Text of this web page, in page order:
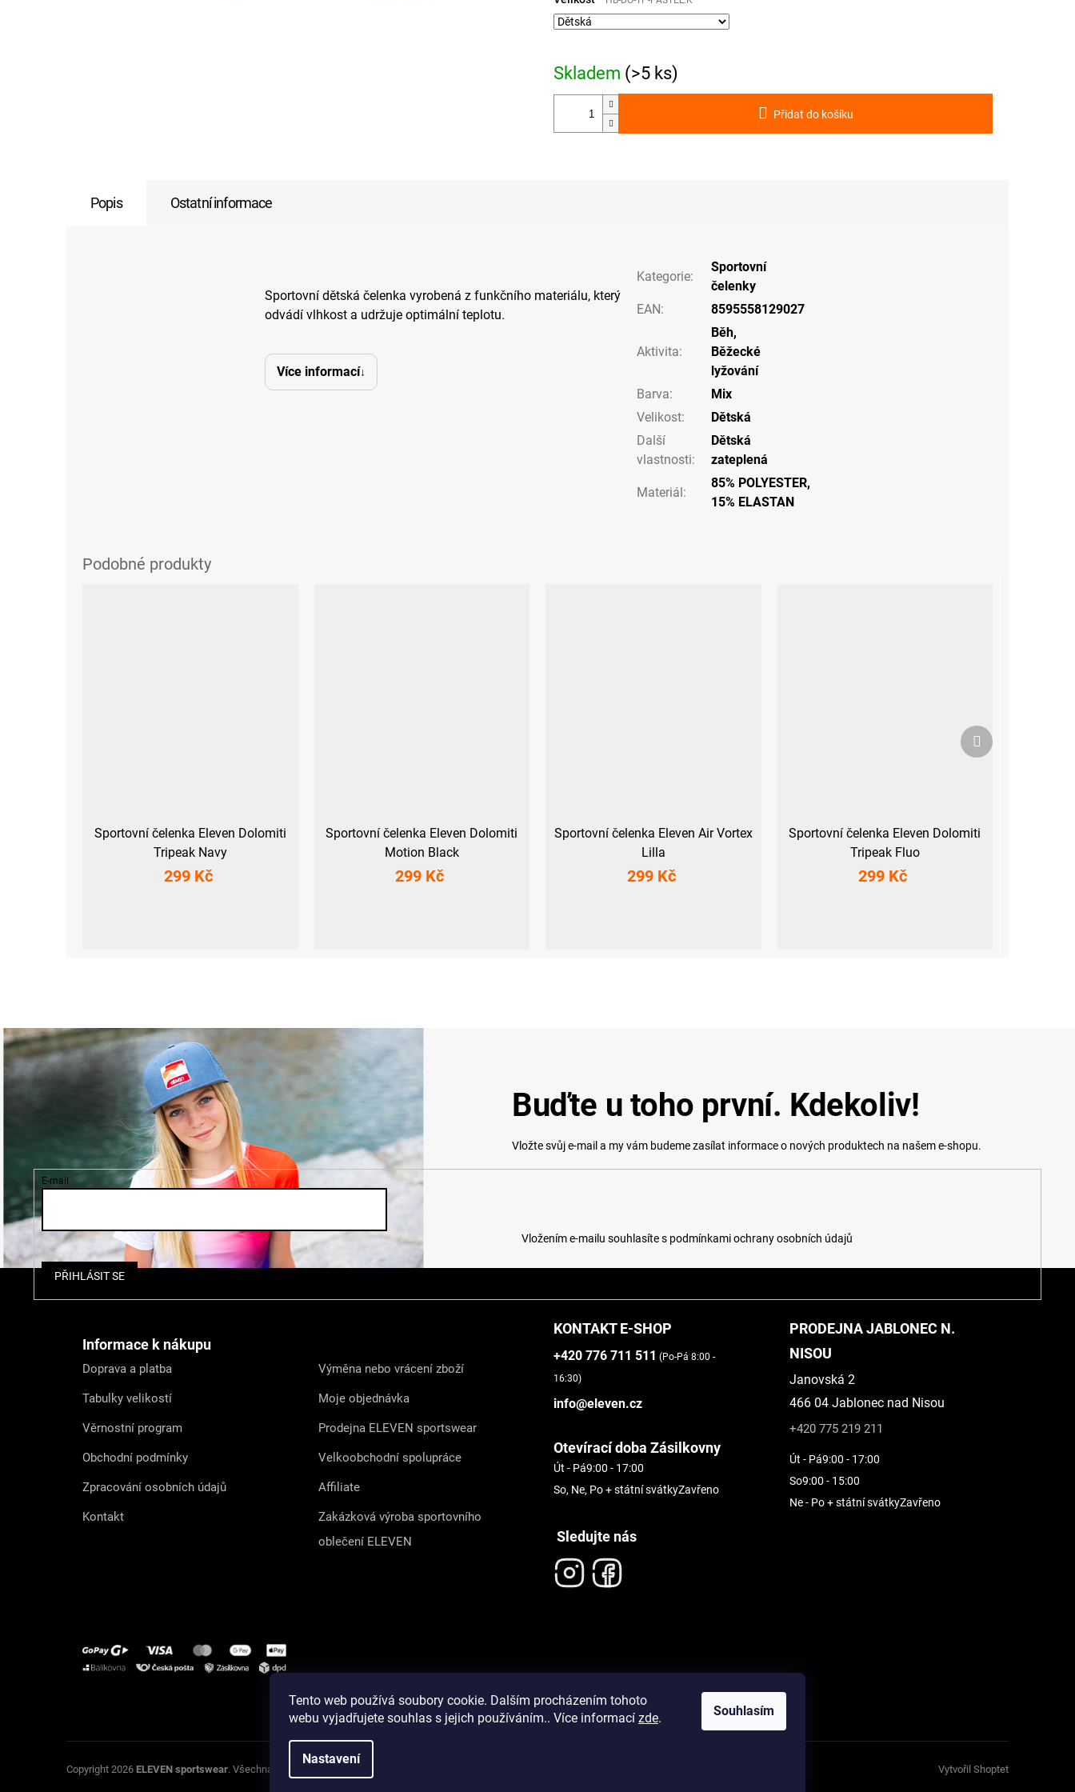
Tento web používá soubory cookie. Dalším procházením tohoto
webu vyjadřujete souhlas s jejich používáním.. Více informací zde.
Nastavení
Souhlasím
Skladem (>5 ks)
Přidat do košíku
Popis Ostatní informace
Sportovní dětská čelenka vyrobená z funkčního materiálu, který
odvádí vlhkost a udržuje optimální teplotu.
Více informací
Kategorie:
Sportovní
čelenky
EAN: 8595558129027
Aktivita:
Běh,
Běžecké
lyžování
Barva:
Mix
Velikost:
Dětská
Další
vlastnosti:
Dětská
zateplená
Materiál:
85% POLYESTER,
15% ELASTAN
Sportovní čelenka Eleven Dolomiti
Tripeak Navy
299 Kč
Sportovní čelenka Eleven Dolomiti
Motion Black
299 Kč
Sportovní čelenka Eleven Air Vortex
Lilla
299 Kč
Sportovní čelenka Eleven Dolomiti
Tripeak Fluo
299 Kč
Další
produkt
Buďte u toho první. Kdekoliv!
Vložte svůj e-mail a my vám budeme zasílat informace o nových produktech na našem e-shopu.
E-mail
Vložením e-mailu souhlasíte s podmínkami ochrany osobních údajů
PŘIHLÁSIT SE
Informace k nákupu
Doprava a platba
Tabulky velikostí
Věrnostní program
Obchodní podmínky
Zpracování osobních údajů
Kontakt
Výměna nebo vrácení zboží
Moje objednávka
Prodejna ELEVEN sportswear
Velkoobchodní spolupráce
Affiliate
Zakázková výroba sportovního
oblečení ELEVEN
KONTAKT E-SHOP
+420 776 711 511 (Po-Pá 8:00 -
16:30)
info@eleven.cz
Otevírací doba Zásilkovny
Út - Pá9:00 - 17:00
So, Ne, Po + státní svátkyZavřeno
Sledujte nás
PRODEJNA JABLONEC N.
NISOU
Janovská 2
466 04 Jablonec nad Nisou
+420 775 219 211
Út - Pá9:00 - 17:00
So9:00 - 15:00
Ne - Po + státní svátkyZavřeno
Vytvořil Shoptet
Copyright 2026 ELEVEN sportswear. Všechna práva vyhrazena.